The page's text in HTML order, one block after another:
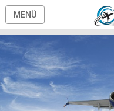
MENÜ